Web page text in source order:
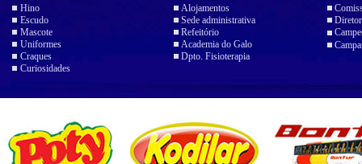
Hino
Escudo
Mascote
Uniformes
Craques
Curiosidades
Alojamentos
Sede administrativa
Refeitório
Academia do Galo
Dpto. Fisioterapia